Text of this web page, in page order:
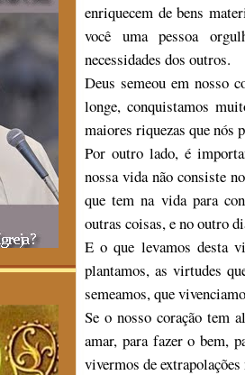
enriquecem de bens
você uma pessoa
necessidades dos outros.
Deus semeou em nosso
longe, conquistamos
maiores riquezas que nós
Por outro lado, é
nossa vida não consiste
que tem na vida para
outras coisas, e no outro
E o que levamos desta
plantamos, as virtudes
semeamos, que
Se o nosso coração tem
amar, para fazer o bem,
vivermos de